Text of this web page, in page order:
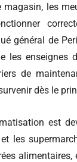
magasin, les
général de
les enseignes
de
dès le
est
les
alimentaires,